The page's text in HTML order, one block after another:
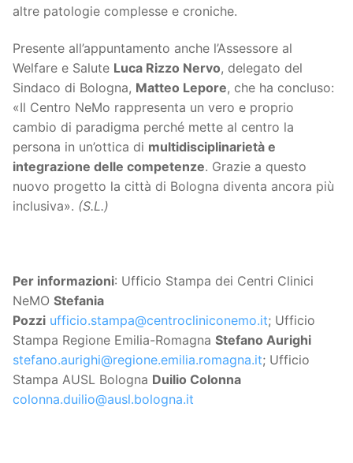
altre patologie complesse e croniche.
Presente all’appuntamento anche l’Assessore al
Welfare e Salute Luca Rizzo Nervo, delegato del
Sindaco di Bologna, Matteo Lepore, che ha concluso:
«Il Centro NeMo rappresenta un vero e proprio
cambio di paradigma perché mette al centro la
persona in un’ottica di multidisciplinarietà e
integrazione delle competenze. Grazie a questo
nuovo progetto la città di Bologna diventa ancora più
inclusiva». (S.L.)
Per informazioni: Ufficio Stampa dei Centri Clinici
NeMO Stefania
Pozzi ufficio.stampa@centrocliniconemo.it; Ufficio
Stampa Regione Emilia-Romagna Stefano Aurighi
stefano.aurighi@regione.emilia.romagna.it; Ufficio
Stampa AUSL Bologna Duilio Colonna
colonna.duilio@ausl.bologna.it